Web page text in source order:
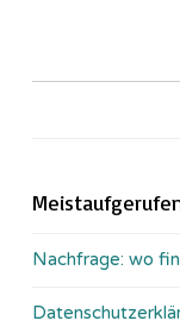
Nachfrage: wo